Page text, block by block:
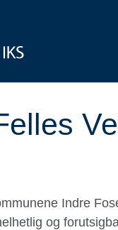
Indre
og